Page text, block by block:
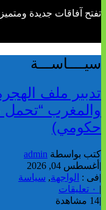
تفتح آفاقات جديدة
سيــــاســـة
تدبير ملف
والمغرب “تحمل
حكومي)
كتب بواسطة admin
| أغسطس 04, 2026
|فى : الواجهة, سياسة
|
|14 مشاهدة